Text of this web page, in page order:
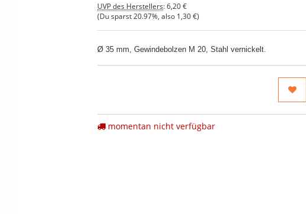
UVP des Herstellers:6,20 €
(Du sparst 20.97% , also 1,30 €)
Ø 35 mm, Gewindebolzen M 20, Stahl vernickelt.
momentan nicht verfügbar